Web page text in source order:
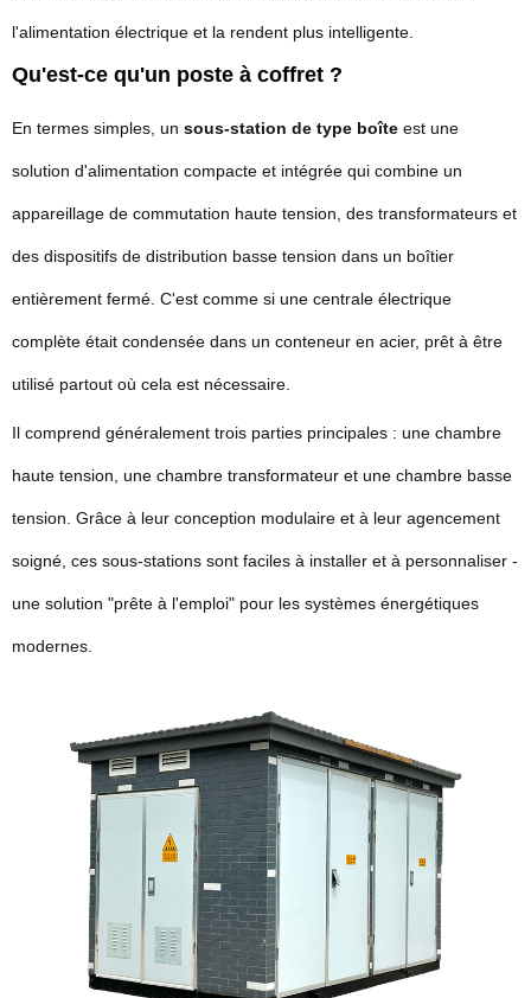
l'alimentation électrique et la rendent plus intelligente.
Qu'est-ce qu'un poste à coffret ?
En termes simples, un sous-station de type boîte est une
solution d'alimentation compacte et intégrée qui combine un
appareillage de commutation haute tension, des transformateurs et
des dispositifs de distribution basse tension dans un boîtier
entièrement fermé. C'est comme si une centrale électrique
complète était condensée dans un conteneur en acier, prêt à être
utilisé partout où cela est nécessaire.
Il comprend généralement trois parties principales : une chambre
haute tension, une chambre transformateur et une chambre basse
tension. Grâce à leur conception modulaire et à leur agencement
soigné, ces sous-stations sont faciles à installer et à personnaliser -
une solution "prête à l'emploi" pour les systèmes énergétiques
modernes.